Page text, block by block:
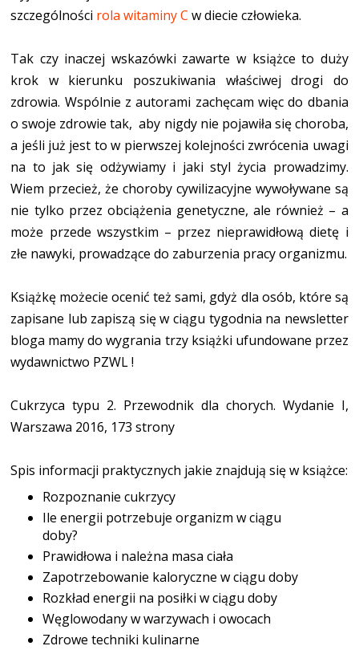
szczególności rola witaminy C w diecie człowieka.
Tak czy inaczej wskazówki zawarte w książce to duży
krok w kierunku poszukiwania właściwej drogi do
zdrowia. Wspólnie z autorami zachęcam więc do dbania
o swoje zdrowie tak, aby nigdy nie pojawiła się choroba,
a jeśli już jest to w pierwszej kolejności zwrócenia uwagi
na to jak się odżywiamy i jaki styl życia prowadzimy.
Wiem przecież, że choroby cywilizacyjne wywoływane są
nie tylko przez obciążenia genetyczne, ale również – a
może przede wszystkim – przez nieprawidłową dietę i
złe nawyki, prowadzące do zaburzenia pracy organizmu.
Książkę możecie ocenić też sami, gdyż dla osób, które są
zapisane lub zapiszą się w ciągu tygodnia na newsletter
bloga mamy do wygrania trzy książki ufundowane przez
wydawnictwo PZWL !
Cukrzyca typu 2. Przewodnik dla chorych. Wydanie I,
Warszawa 2016, 173 strony
Spis informacji praktycznych jakie znajdują się w książce:
Rozpoznanie cukrzycy
Ile energii potrzebuje organizm w ciągu
doby?
Prawidłowa i należna masa ciała
Zapotrzebowanie kaloryczne w ciągu doby
Rozkład energii na posiłki w ciągu doby
Węglowodany w warzywach i owocach
Zdrowe techniki kulinarne